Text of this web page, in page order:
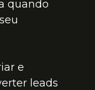
quando
e
leads